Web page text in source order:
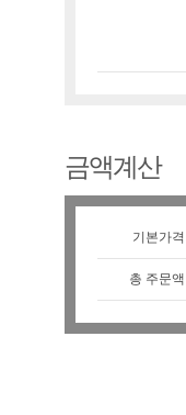
금액계산
기본가격
총 주문액